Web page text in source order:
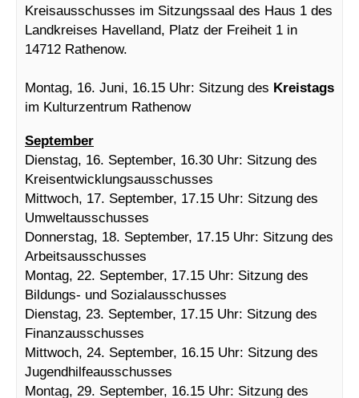
Kreisausschusses im Sitzungssaal des Haus 1 des
Landkreises Havelland, Platz der Freiheit 1 in
14712 Rathenow.
Montag, 16. Juni, 16.15 Uhr: Sitzung des Kreistags
im Kulturzentrum Rathenow
September
Dienstag, 16. September, 16.30 Uhr: Sitzung des
Kreisentwicklungsausschusses
Mittwoch, 17. September, 17.15 Uhr: Sitzung des
Umweltausschusses
Donnerstag, 18. September, 17.15 Uhr: Sitzung des
Arbeitsausschusses
Montag, 22. September, 17.15 Uhr: Sitzung des
Bildungs- und Sozialausschusses
Dienstag, 23. September, 17.15 Uhr: Sitzung des
Finanzausschusses
Mittwoch, 24. September, 16.15 Uhr: Sitzung des
Jugendhilfeausschusses
Montag, 29. September, 16.15 Uhr: Sitzung des